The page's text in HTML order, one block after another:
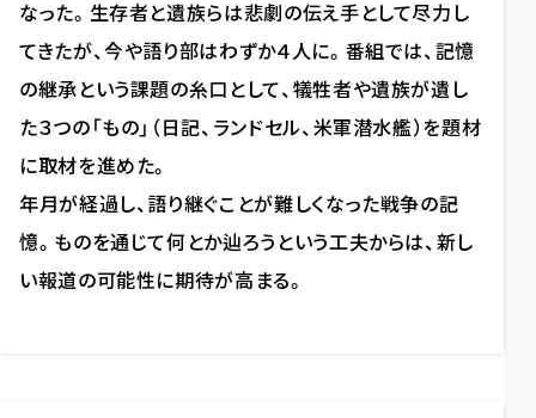
なった。生存者と遺族らは悲劇の伝え手として尽力し
てきたが、今や語り部はわずか４人に。番組では、記憶
の継承という課題の糸口として、犠牲者や遺族が遺し
た３つの「もの」（日記、ランドセル、米軍潜水艦）を題材
に取材を進めた。
年月が経過し、語り継ぐことが難しくなった戦争の記
憶。ものを通じて何とか辿ろうという工夫からは、新し
い報道の可能性に期待が高まる。